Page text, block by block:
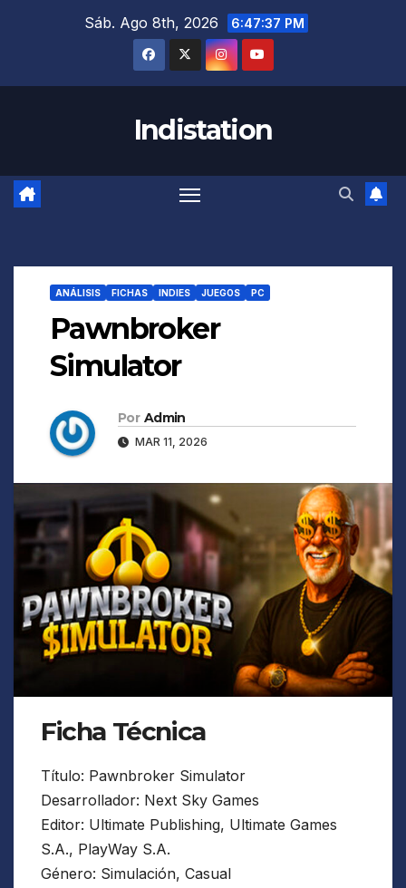
Sáb. Ago 8th, 2026 6:47:38 PM
Indistation
ANÁLISIS FICHAS INDIES JUEGOS PC
Pawnbroker
Simulator
Por Admin
MAR 11, 2026
Ficha Técnica
Título: Pawnbroker Simulator
Desarrollador: Next Sky Games
Editor: Ultimate Publishing, Ultimate Games
S.A., PlayWay S.A.
Género: Simulación, Casual